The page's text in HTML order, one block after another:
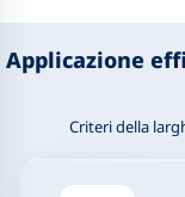
Applicazione
Criteri della